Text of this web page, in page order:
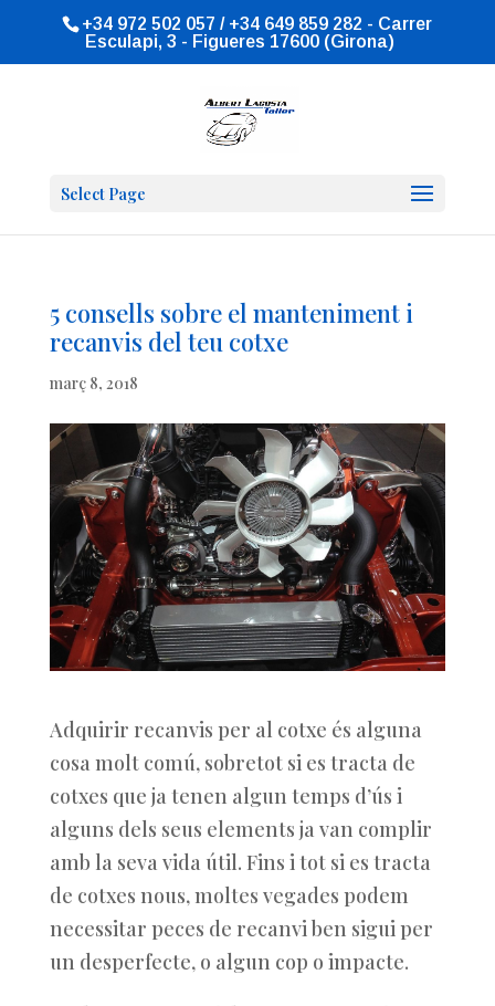
+34 972 502 057 / +34 649 859 282 - Carrer
Esculapi, 3 - Figueres 17600 (Girona)
Select Page
5 consells sobre el manteniment i
recanvis del teu cotxe
març 8, 2018
Adquirir recanvis per al cotxe és alguna
cosa molt comú, sobretot si es tracta de
cotxes que ja tenen algun temps d’ús i
alguns dels seus elements ja van complir
amb la seva vida útil. Fins i tot si es tracta
de cotxes nous, moltes vegades podem
necessitar peces de recanvi ben sigui per
un desperfecte, o algun cop o impacte.